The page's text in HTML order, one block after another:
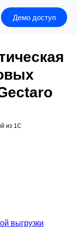
40-05
Демо доступ
из 1С
выгрузки